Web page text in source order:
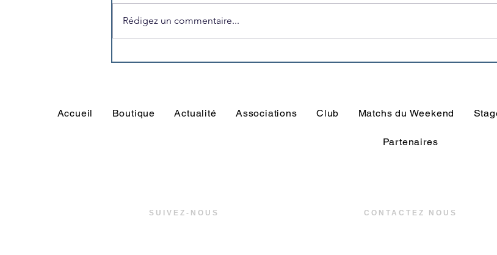
Rédigez un commentaire...
Accueil Boutique Actualité Associations Club Matchs du Weekend
Partenaires
SUIVEZ-NOUS CONTACTEZ NOUS